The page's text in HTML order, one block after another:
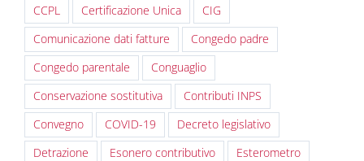
CCPL
Certificazione Unica
CIG
Comunicazione dati fatture
Congedo padre
Congedo parentale
Conguaglio
Conservazione sostitutiva
Contributi INPS
Convegno
COVID-19
Decreto legislativo
Detrazione
Esonero contributivo
Esterometro